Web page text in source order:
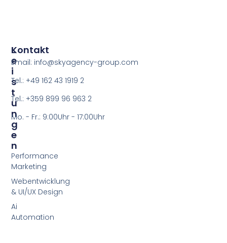
L
E
I
S
T
U
N
G
E
N
Performance
Marketing
Webentwicklung
& UI/UX Design
Ai
Automation
Kontakt
Email: info@skyagency-group.com
Tel.: +49 162 43 1919 2
Tel.: +359 899 96 963 2
Mo. - Fr.: 9:00Uhr - 17:00Uhr